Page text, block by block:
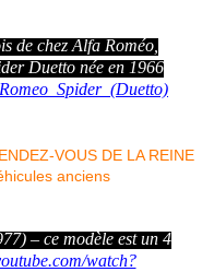
de chez Alfa Roméo,
Duetto née en 1966
– ce modèle est un 4
watch?